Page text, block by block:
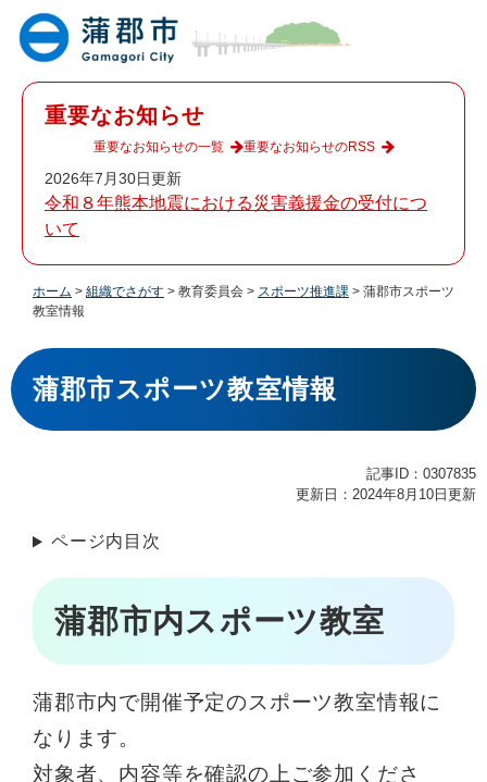
重要なお知らせ
2026年7月30日更新
令和８年熊本地震における災害義援金の受付につ
いて
重要なお知らせの一覧 重要なお知らせのRSS
ホーム > 組織でさがす > 教育委員会 > スポーツ推進課 > 蒲郡市スポーツ
教室情報
本
文
蒲郡市スポーツ教室情報
記事ID：0307835
更新日：2024年8月10日更新
ページ内目次
蒲郡市内スポーツ教室
蒲郡市内で開催予定のスポーツ教室情報に
なります。
対象者、内容等を確認の上ご参加くださ